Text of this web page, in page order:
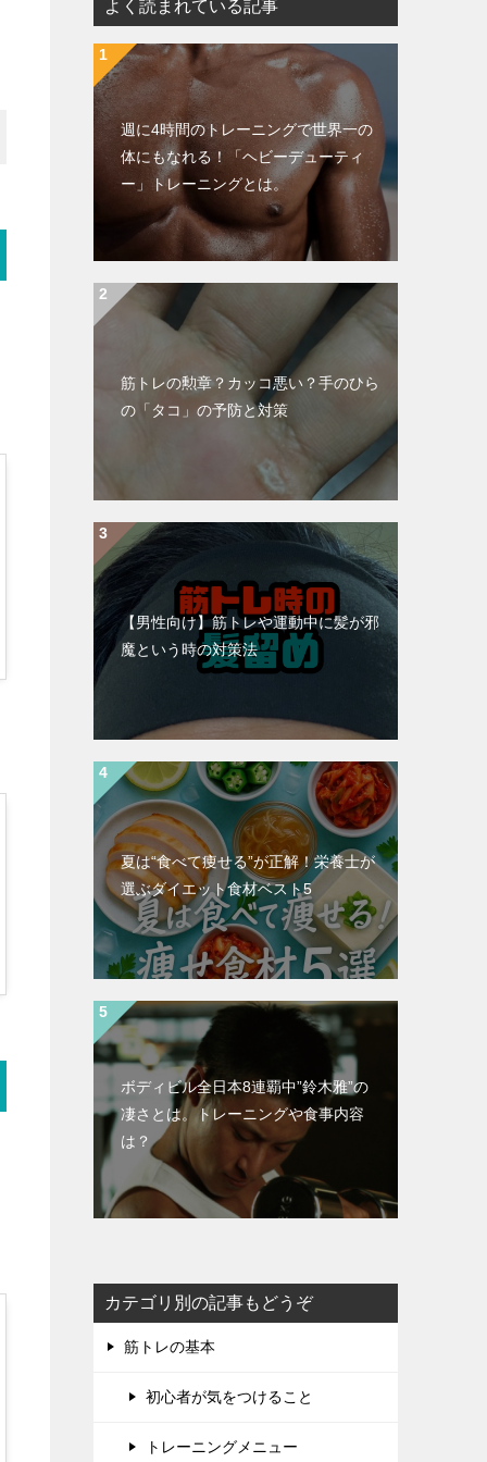
よく読まれている記事
週に4時間のトレーニングで世界一の
体にもなれる！「ヘビーデューティ
ー」トレーニングとは。
筋トレの勲章？カッコ悪い？手のひら
の「タコ」の予防と対策
【男性向け】筋トレや運動中に髪が邪
魔という時の対策法
夏は“食べて痩せる”が正解！栄養士が
選ぶダイエット食材ベスト5
ボディビル全日本8連覇中”鈴木雅”の
凄さとは。トレーニングや食事内容
は？
カテゴリ別の記事もどうぞ
筋トレの基本
初心者が気をつけること
トレーニングメニュー